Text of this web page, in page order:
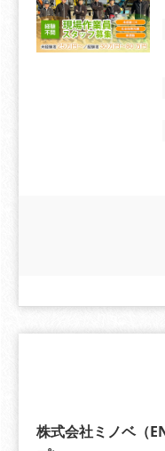
株式会社ミノベ（